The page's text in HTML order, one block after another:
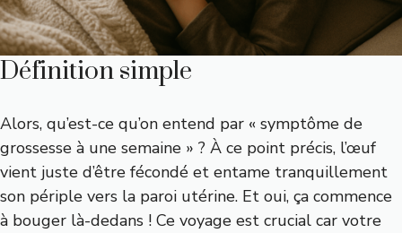
Définition simple
Alors, qu’est-ce qu’on entend par « symptôme de
grossesse à une semaine » ? À ce point précis, l’œuf
vient juste d’être fécondé et entame tranquillement
son périple vers la paroi utérine. Et oui, ça commence
à bouger là-dedans ! Ce voyage est crucial car votre